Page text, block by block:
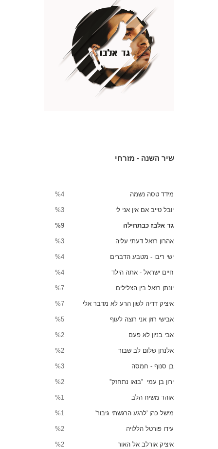
שיר השנה - מזרחי
מידד טסה נשמה %4
יובל טייב אם אין אני לי %3
גד אלבז כבתחילה %9
אהרון רזאל דעתי עליה %3
ישי ריבו - מטבע הדברים %4
חיים ישראל - אתה הילד %4
יונתן רזאל בין הצלילים %7
איציק דדיה לשון הרע לא מדבר אלי %7
אבישי רוזן אני רוצה לעוף %5
אבי בניון לא פעם %2
אלנתן שלום לב שבור %2
בן סנוף - חמסה %3
ירון בן עמי ''בואו נתחזק'' %2
אוהד משיח הלב %1
מישל כהן 'לרגע הרגשתי גיבור' %1
עידו פורטל הללויה %2
איציק אורלב אל האור %2